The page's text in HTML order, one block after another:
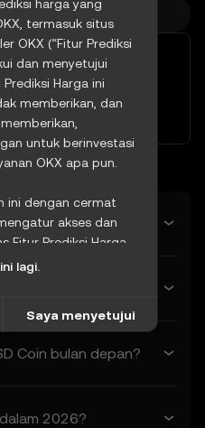
Lainnya
volatilitas pasar
trading canggih
Diajukan (FAQ)
Coin besok?
depan?
Coin bulan depan?
2026?
harga yang
termasuk situs
OKX (“Fitur Prediksi
dan menyetujui
Harga ini
memberikan, dan
untuk berinvestasi
OKX apa pun.
ini dengan cermat
akses dan
Fitur Prediksi Harga.
Ketentuan ini,
Anda. Akses dan
bahwa
lagi.
Saya menyetujui